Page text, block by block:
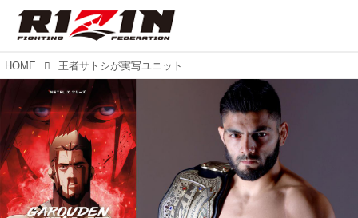
HOME 王者サトシが実写ユニットとして参加！Netflixシリーズ「餓狼伝: The Way of the Lone Wolf」5/23（木）より世界独占配信開始！